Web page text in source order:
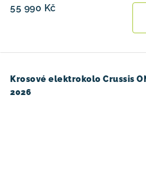
55 990 Kč
Krosové elektrokolo Crussis
2026